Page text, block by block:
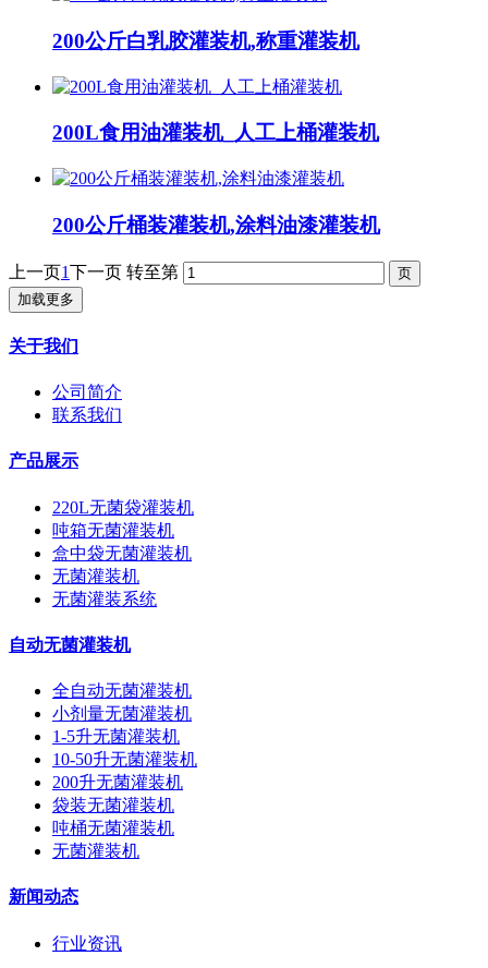
200公斤白乳胶灌装机,称重灌装机
200L食用油灌装机_人工上桶灌装机
200公斤桶装灌装机,涂料油漆灌装机
上一页1下一页 转至第
加载更多
关于我们
公司简介
联系我们
产品展示
220L无菌袋灌装机
吨箱无菌灌装机
盒中袋无菌灌装机
无菌灌装机
无菌灌装系统
自动无菌灌装机
全自动无菌灌装机
小剂量无菌灌装机
1-5升无菌灌装机
10-50升无菌灌装机
200升无菌灌装机
袋装无菌灌装机
吨桶无菌灌装机
无菌灌装机
新闻动态
行业资讯